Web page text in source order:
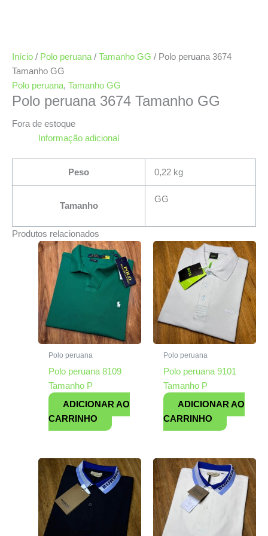
Início / Polo peruana / Tamanho GG / Polo peruana 3674
Tamanho GG
Polo peruana, Tamanho GG
Polo peruana 3674 Tamanho GG
Fora de estoque
Informação adicional
Peso 0,22 kg
Tamanho
GG
Produtos relacionados
Polo peruana
Polo peruana 8109
Tamanho P
ADICIONAR AO
CARRINHO
Polo peruana
Polo peruana 9101
Tamanho P
ADICIONAR AO
CARRINHO